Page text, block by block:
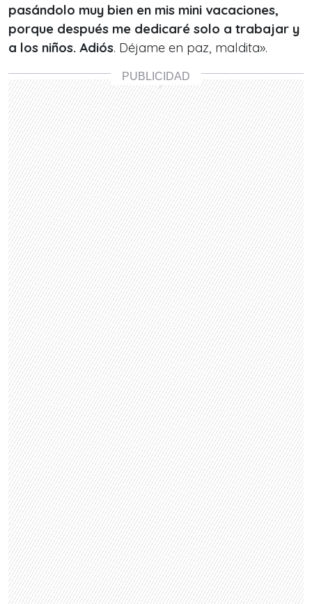
pasándolo muy bien en mis mini vacaciones,
porque después me dedicaré solo a trabajar y
a los niños. Adiós. Déjame en paz, maldita».